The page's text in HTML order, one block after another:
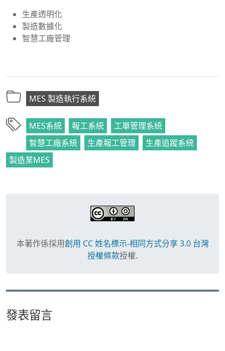
生產透明化
製造數據化
智慧工廠管理
MES 製造執行系統
MES系統 報工系統
工單管理系統
智慧工廠系統
生產報工管理
生產追蹤系統
製造業MES
本著作係採用創用 CC 姓名標示-相同方式分享 3.0 台灣
授權條款授權.
發表留言